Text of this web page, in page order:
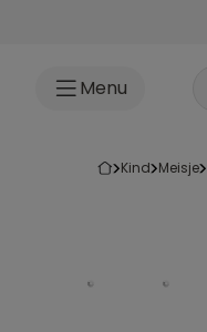
Menu
kind meisje